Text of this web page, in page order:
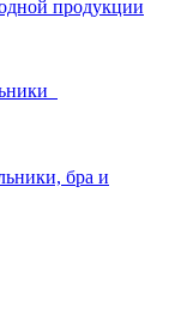
бра и